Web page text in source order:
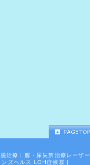
治療 | 膣・尿失禁治療レーザー
ンズヘルス LOH症候群 |